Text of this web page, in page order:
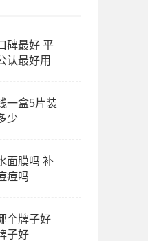
碑最好 平
认最好用
一盒5片装
少
面膜吗 补
痘吗
个牌子好
子好